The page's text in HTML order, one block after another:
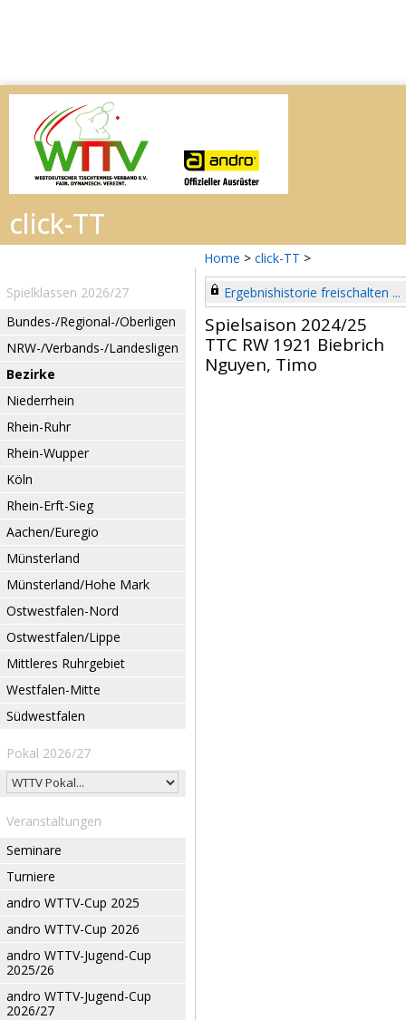
Home > click-TT >
Spielklassen 2026/27
Bundes-/Regional-/Oberligen
NRW-/Verbands-/Landesligen
Bezirke
Niederrhein
Rhein-Ruhr
Rhein-Wupper
Köln
Rhein-Erft-Sieg
Aachen/Euregio
Münsterland
Münsterland/Hohe Mark
Ostwestfalen-Nord
Ostwestfalen/Lippe
Mittleres Ruhrgebiet
Westfalen-Mitte
Südwestfalen
Pokal 2026/27
Veranstaltungen
Seminare
Turniere
andro WTTV-Cup 2025
andro WTTV-Cup 2026
andro WTTV-Jugend-Cup
2025/26
andro WTTV-Jugend-Cup
2026/27
Ergebnishistorie freischalten ...
Spielsaison 2024/25
TTC RW 1921 Biebrich
Nguyen, Timo